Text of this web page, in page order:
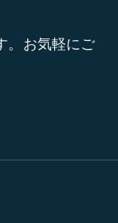
。お気軽にご